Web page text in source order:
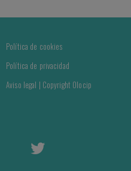
Política de cookies
Política de privacidad
Aviso legal | Copyright Olocip